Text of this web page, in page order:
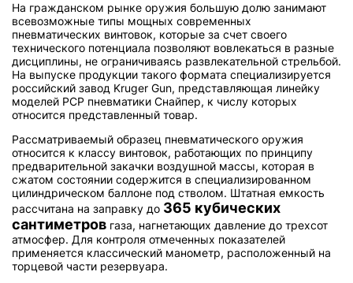
На гражданском рынке оружия большую долю занимают
всевозможные типы мощных современных
пневматических винтовок, которые за счет своего
технического потенциала позволяют вовлекаться в разные
дисциплины, не ограничиваясь развлекательной стрельбой.
На выпуске продукции такого формата специализируется
российский завод Kruger Gun, представляющая линейку
моделей РСР пневматики Снайпер, к числу которых
относится представленный товар.
Рассматриваемый образец пневматического оружия
относится к классу винтовок, работающих по принципу
предварительной закачки воздушной массы, которая в
сжатом состоянии содержится в специализированном
цилиндрическом баллоне под стволом. Штатная емкость
рассчитана на заправку до 365 кубических
сантиметров газа, нагнетающих давление до трехсот
атмосфер. Для контроля отмеченных показателей
применяется классический манометр, расположенный на
торцевой части резервуара.